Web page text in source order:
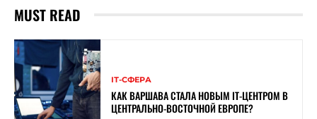
MUST READ
ІТ-СФЕРА
КАК ВАРШАВА СТАЛА НОВЫМ IT-ЦЕНТРОМ В
ЦЕНТРАЛЬНО-ВОСТОЧНОЙ ЕВРОПЕ?